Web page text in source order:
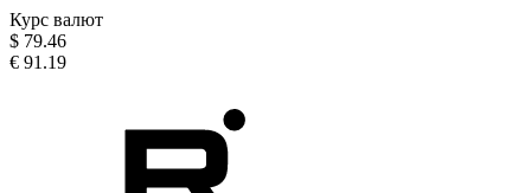
Курс валют
$ 79.46
€ 91.19